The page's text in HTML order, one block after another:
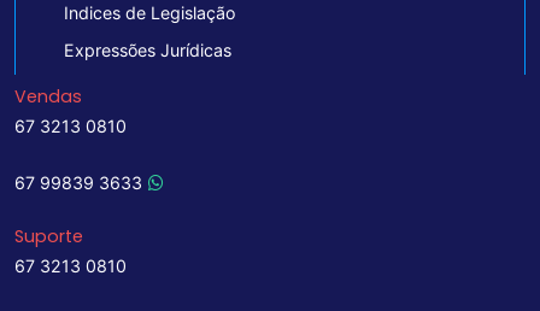
Indices de Legislação
Expressões Jurídicas
Vendas
67 3213 0810
67 99839 3633
Suporte
67 3213 0810